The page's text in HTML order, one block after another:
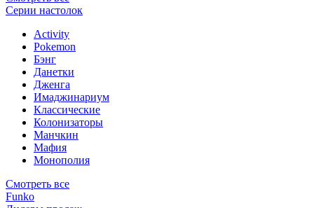
Серии настолок
Activity
Pokemon
Бэнг
Данетки
Дженга
Имаджинариум
Классические
Колонизаторы
Манчкин
Мафия
Монополия
Смотреть все
Funko